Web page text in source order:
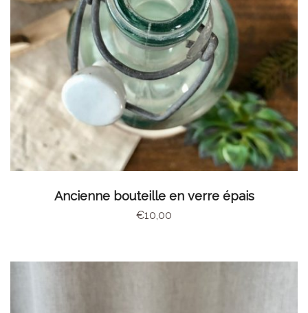
AJOUTER AU PANIER
Ancienne bouteille en verre épais
€10,00